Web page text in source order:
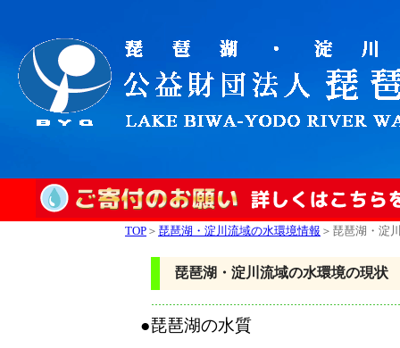
TOP ＞ 琵琶湖・淀川流域の水環境情報 ＞琵琶湖・淀
琵琶湖・淀川流域の水環境の現状
●琵琶湖の水質